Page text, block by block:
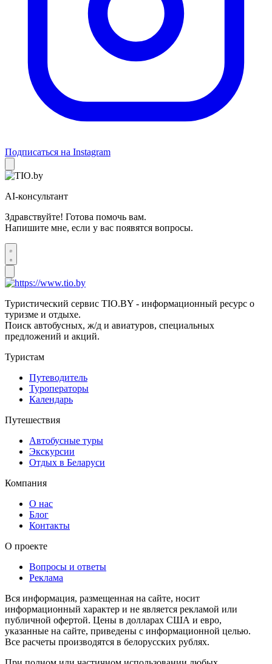
Подписаться на Instagram
AI-консультант
Здравствуйте! Готова помочь вам.
Напишите мне, если у вас появятся вопросы.
Туристический сервис TIO.BY - информационный ресурс о
туризме и отдыхе.
Поиск автобусных, ж/д и авиатуров, специальных
предложений и акций.
Туристам
Путеводитель
Туроператоры
Календарь
Путешествия
Автобусные туры
Экскурсии
Отдых в Беларуси
Компания
О нас
Блог
Контакты
О проекте
Вопросы и ответы
Реклама
Вся информация, размещенная на сайте, носит
информационный характер и не является рекламой или
публичной офертой. Цены в долларах США и евро,
указанные на сайте, приведены с информационной целью.
Все расчеты производятся в белорусских рублях.